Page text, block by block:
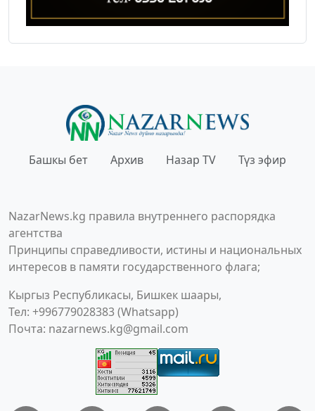
Башкы бет Архив Назар TV Түз эфир
NazarNews.kg правила внутреннего распорядка
агентства
Принципы справедливости, истины и национальных
интересов в памяти государственного флага;
Кыргыз Республикасы, Бишкек шаары,
Тел: +996779028383 (Whatsapp)
Почта: nazarnews.kg@gmail.com